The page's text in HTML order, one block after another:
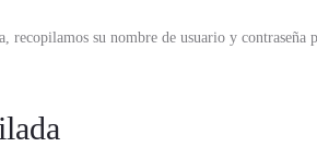
recopilamos su nombre de usuario y